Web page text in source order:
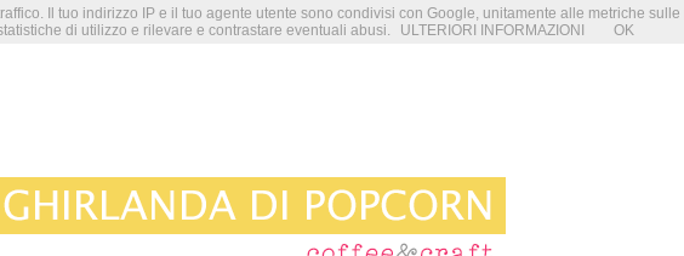
Il tuo indirizzo IP e il tuo agente utente sono condivisi con Google, unitamente alle metriche
di utilizzo e rilevare e contrastare eventuali abusi.
ULTERIORI INFORMAZIONI OK